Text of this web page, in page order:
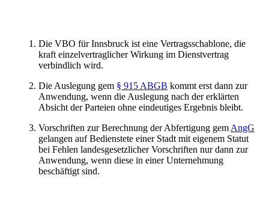
Die VBO für Innsbruck ist eine Vertragsschablone, die
kraft einzelvertraglicher Wirkung im Dienstvertrag
verbindlich wird.
Die Auslegung gem § 915 ABGB kommt erst dann zur
Anwendung, wenn die Auslegung nach der erklärten
Absicht der Parteien ohne eindeutiges Ergebnis bleibt.
Vorschriften zur Berechnung der Abfertigung gem AngG
gelangen auf Bedienstete einer Stadt mit eigenem Statut
bei Fehlen landesgesetzlicher Vorschriften nur dann zur
Anwendung, wenn diese in einer Unternehmung
beschäftigt sind.